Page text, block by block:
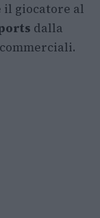
il giocatore al
dalla